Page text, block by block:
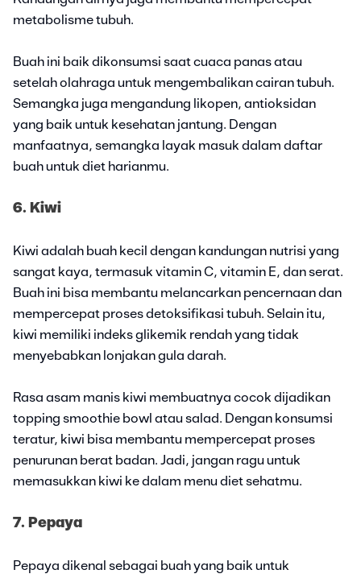
metabolisme tubuh.
Buah ini baik dikonsumsi saat cuaca panas atau
setelah olahraga untuk mengembalikan cairan tubuh.
Semangka juga mengandung likopen, antioksidan
yang baik untuk kesehatan jantung. Dengan
manfaatnya, semangka layak masuk dalam daftar
buah untuk diet harianmu.
6. Kiwi
Kiwi adalah buah kecil dengan kandungan nutrisi yang
sangat kaya, termasuk vitamin C, vitamin E, dan serat.
Buah ini bisa membantu melancarkan pencernaan dan
mempercepat proses detoksifikasi tubuh. Selain itu,
kiwi memiliki indeks glikemik rendah yang tidak
menyebabkan lonjakan gula darah.
Rasa asam manis kiwi membuatnya cocok dijadikan
topping smoothie bowl atau salad. Dengan konsumsi
teratur, kiwi bisa membantu mempercepat proses
penurunan berat badan. Jadi, jangan ragu untuk
memasukkan kiwi ke dalam menu diet sehatmu.
7. Pepaya
Pepaya dikenal sebagai buah yang baik untuk